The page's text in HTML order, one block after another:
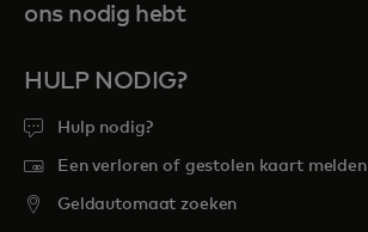
ons nodig hebt
HULP NODIG?
Hulp nodig?
Een verloren of gestolen kaart melden
Geldautomaat zoeken